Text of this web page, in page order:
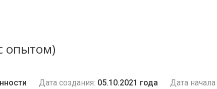
опытом)
Дата создания: 05.10.2021 года Дата